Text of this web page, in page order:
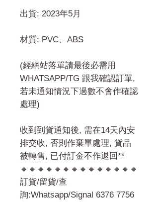
出貨: 2023年5月
材質: PVC、ABS
(經網站落單請最後必需用
WHATSAPP/TG 跟我確認訂單,
若未通知情況下過數不會作確認
處理)
收到到貨通知後, 需在14天內安
排交收, 否則作棄單處理, 貨品
被轉售, 已付訂金不作退回**
🔸🔸🔸🔸🔸🔸🔸🔸🔸🔸🔸🔸🔸🔸
訂貨/留貨/查
詢:Whatsapp/Signal 6376 7756